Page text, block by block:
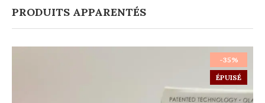
PRODUITS APPARENTÉS
-35%
ÉPUISÉ